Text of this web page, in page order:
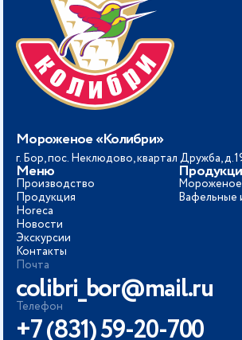
Мороженое «Колибри»
г. Бор, пос. Неклюдово, квартал Дружба,
Меню
Производство
Продукция
Horeca
Новости
Экскурсии
Контакты
Мороженое
Вафельные
Почта
colibri_bor@mail.ru
Телефон
+7 (831) 59-20-700